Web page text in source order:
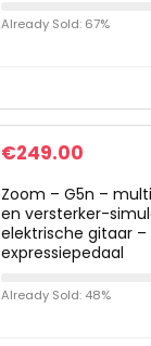
Already Sold: 67%
€249.00
Zoom – G5n –
en versterker-
elektrische gitaar
expressiepedaal
Already Sold: 48%